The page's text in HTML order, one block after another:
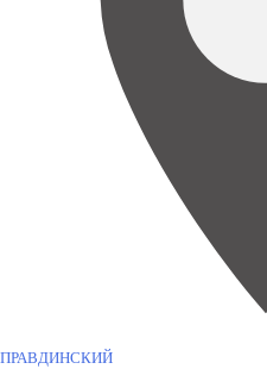
ПРАВДИНСКИЙ